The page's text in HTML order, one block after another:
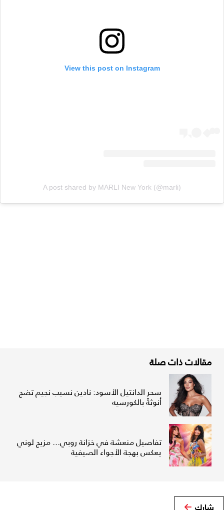
View this post on Instagram
A post shared by MARLI New York (@marli)
مقالات ذات صلة
سحر الدانتيل الأسود: نادين نسيب نجيم تضج
أنوثةً بالكورسيه
تفاصيل منعشة في خزانة روبي... مزيج لوني
يعكس بهجة الأجواء الصيفية
شارك